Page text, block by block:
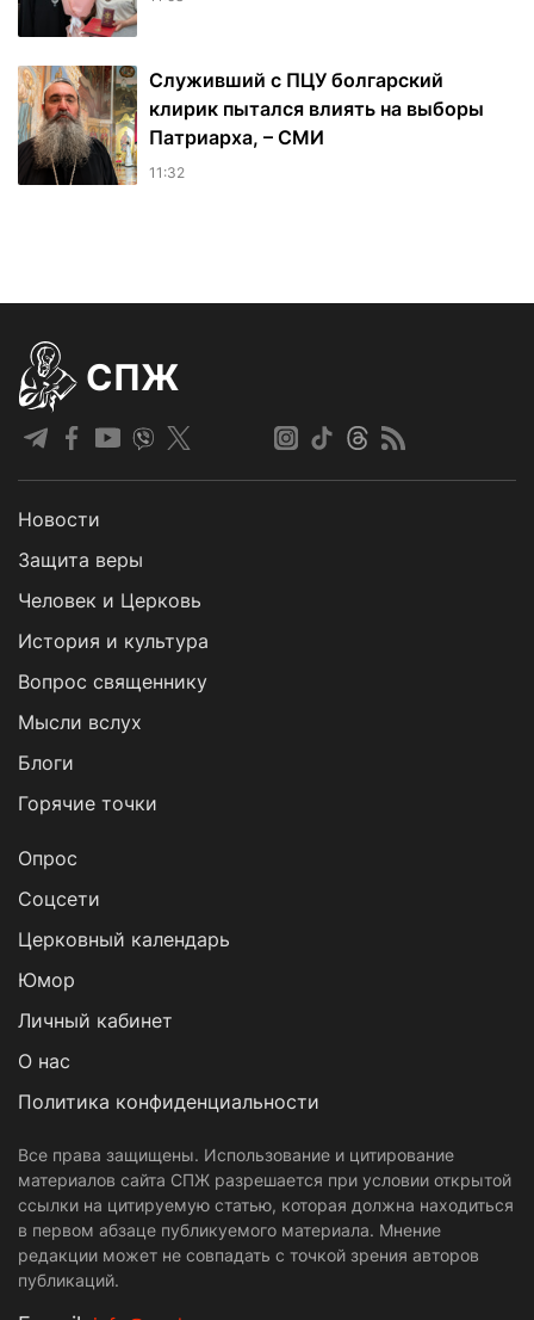
Служивший с ПЦУ болгарский
клирик пытался влиять на выборы
Патриарха, – СМИ
11:32
СПЖ
Новости
Защита веры
Человек и Церковь
История и культура
Вопрос священнику
Мысли вслух
Блоги
Горячие точки
Опрос
Cоцсети
Церковный календарь
Юмор
Личный кабинет
О нас
Политика конфиденциальности
Все права защищены. Использование и цитирование
материалов сайта СПЖ разрешается при условии открытой
ссылки на цитируемую статью, которая должна находиться
в первом абзаце публикуемого материала. Мнение
редакции может не совпадать с точкой зрения авторов
публикаций.